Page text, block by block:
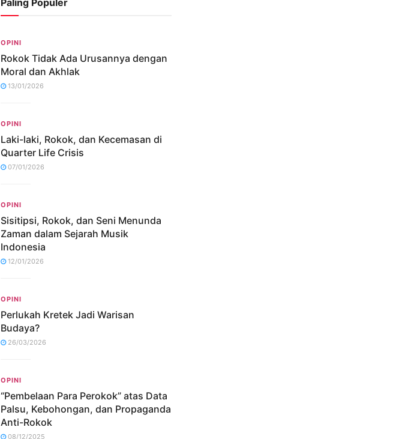
OPINI
Rokok Tidak Ada Urusannya dengan
Moral dan Akhlak
13/01/2026
OPINI
Laki-laki, Rokok, dan Kecemasan di
Quarter Life Crisis
07/01/2026
OPINI
Sisitipsi, Rokok, dan Seni Menunda
Zaman dalam Sejarah Musik
Indonesia
12/01/2026
OPINI
Perlukah Kretek Jadi Warisan
Budaya?
26/03/2026
OPINI
“Pembelaan Para Perokok” atas Data
Palsu, Kebohongan, dan Propaganda
Anti-Rokok
08/12/2025